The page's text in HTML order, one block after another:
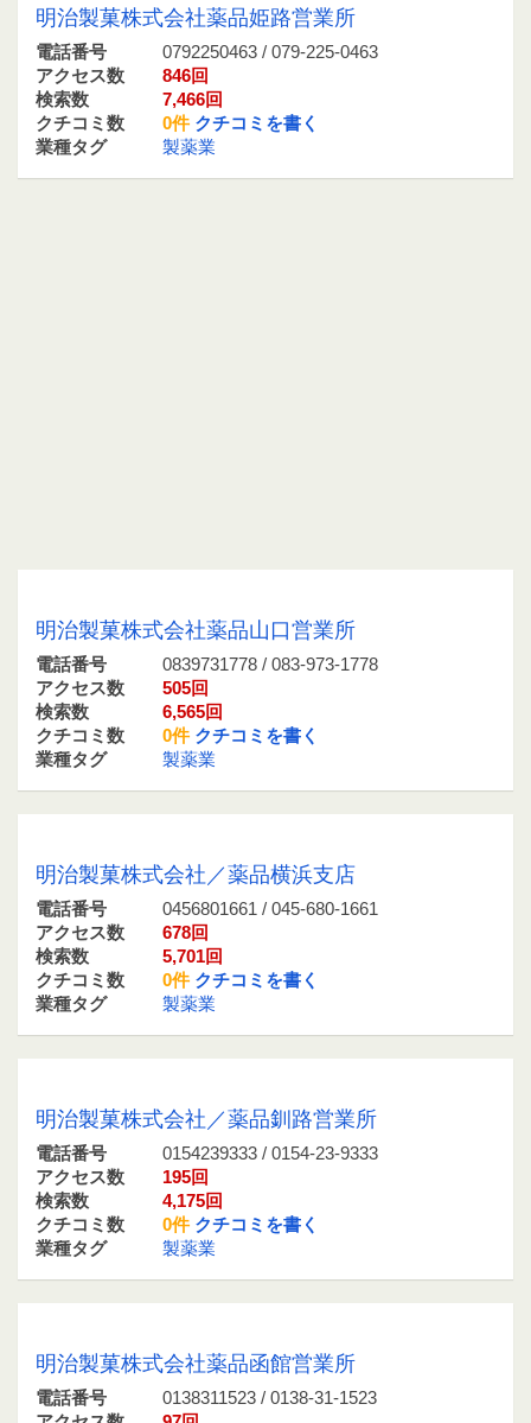
明治製菓株式会社薬品姫路営業所
電話番号
0792250463 / 079-225-0463
アクセス数
846回
検索数
7,466回
クチコミ数
0件 クチコミを書く
業種タグ
製薬業
明治製菓株式会社薬品山口営業所
電話番号
0839731778 / 083-973-1778
アクセス数
505回
検索数
6,565回
クチコミ数
0件 クチコミを書く
業種タグ
製薬業
明治製菓株式会社／薬品横浜支店
電話番号
0456801661 / 045-680-1661
アクセス数
678回
検索数
5,701回
クチコミ数
0件 クチコミを書く
業種タグ
製薬業
明治製菓株式会社／薬品釧路営業所
電話番号
0154239333 / 0154-23-9333
アクセス数
195回
検索数
4,175回
クチコミ数
0件 クチコミを書く
業種タグ
製薬業
明治製菓株式会社薬品函館営業所
電話番号
0138311523 / 0138-31-1523